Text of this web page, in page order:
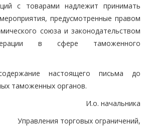
с товарами надлежит принимать
предусмотренные правом
союза и законодательством
в сфере таможенного
настоящего письма до
таможенных органов.
И.о. начальника
Управления торговых ограничений,